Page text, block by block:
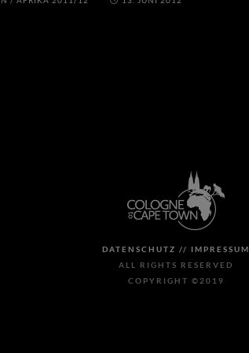
DATENSCHUTZ // IMPRESSUM
ALL RIGHTS RESERVED
COPYRIGHT ©2019